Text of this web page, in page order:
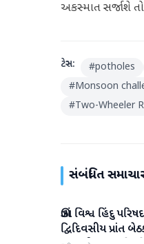
અકસ્માત સર્જાશે
ટેગ્સ: #potholes
#Monsoon
#Two-Wheeler
સંબંધિત
મહેસાણા
ઊંઝા વિશ્વ હિંદુ
દ્વિદિવસીય પ્રાંત